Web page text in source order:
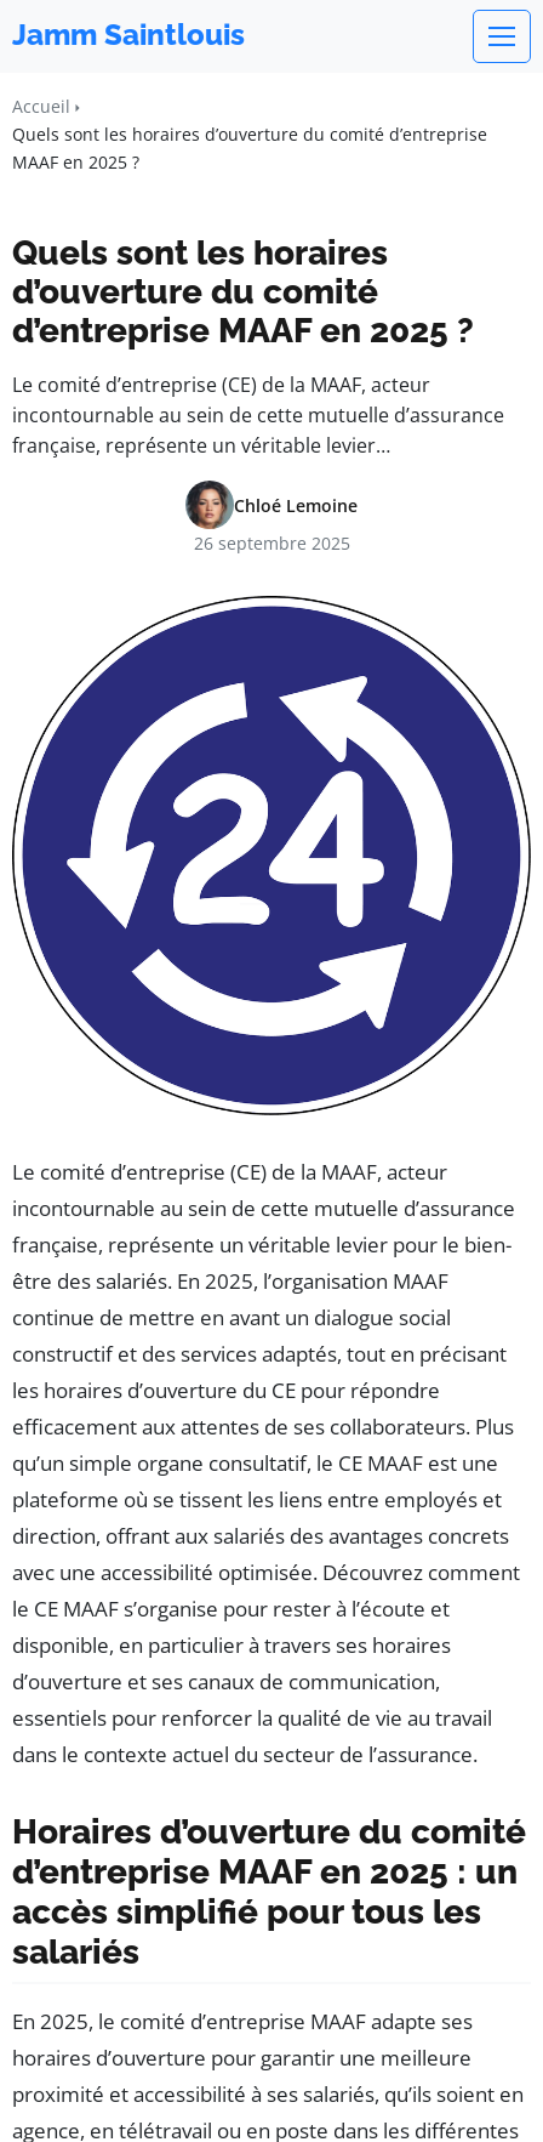
Jamm Saintlouis
Accueil
Quels sont les horaires d’ouverture du comité d’entreprise
MAAF en 2025 ?
Quels sont les horaires
d’ouverture du comité
d’entreprise MAAF en 2025 ?
Le comité d’entreprise (CE) de la MAAF, acteur
incontournable au sein de cette mutuelle d’assurance
française, représente un véritable levier…
Chloé Lemoine
26 septembre 2025
Le comité d’entreprise (CE) de la MAAF, acteur
incontournable au sein de cette mutuelle d’assurance
française, représente un véritable levier pour le bien-
être des salariés. En 2025, l’organisation MAAF
continue de mettre en avant un dialogue social
constructif et des services adaptés, tout en précisant
les horaires d’ouverture du CE pour répondre
efficacement aux attentes de ses collaborateurs. Plus
qu’un simple organe consultatif, le CE MAAF est une
plateforme où se tissent les liens entre employés et
direction, offrant aux salariés des avantages concrets
avec une accessibilité optimisée. Découvrez comment
le CE MAAF s’organise pour rester à l’écoute et
disponible, en particulier à travers ses horaires
d’ouverture et ses canaux de communication,
essentiels pour renforcer la qualité de vie au travail
dans le contexte actuel du secteur de l’assurance.
Horaires d’ouverture du comité
d’entreprise MAAF en 2025 : un
accès simplifié pour tous les
salariés
En 2025, le comité d’entreprise MAAF adapte ses
horaires d’ouverture pour garantir une meilleure
proximité et accessibilité à ses salariés, qu’ils soient en
agence, en télétravail ou en poste dans les différentes